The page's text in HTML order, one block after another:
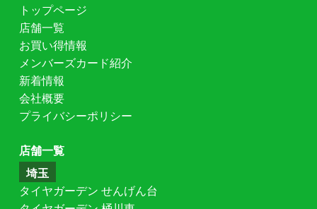
トップページ
店舗一覧
お買い得情報
メンバーズカード紹介
新着情報
会社概要
プライバシーポリシー
店舗一覧
埼玉
タイヤガーデン せんげん台